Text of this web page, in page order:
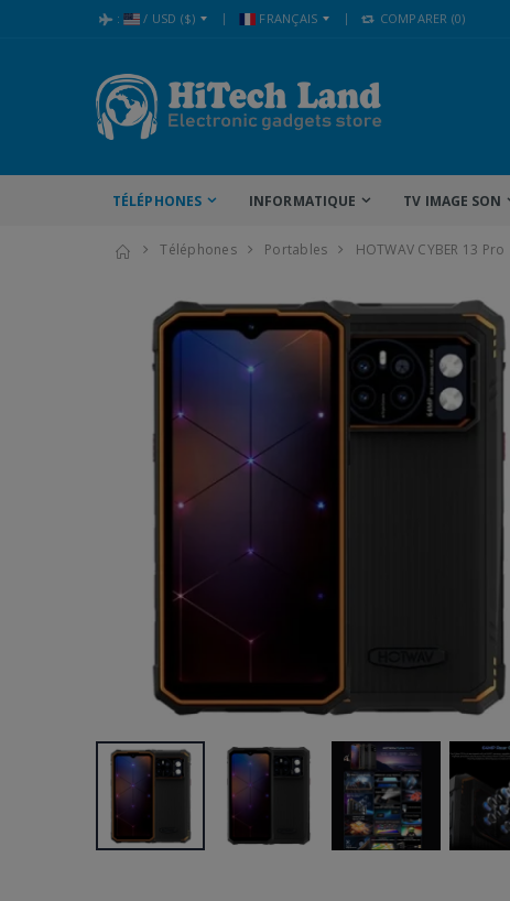
: / USD ($) FRANÇAIS COMPARER (0)
TÉLÉPHONES INFORMATIQUE TV IMAGE SON
Téléphones Portables HOTWAV CYBER 13 Pro